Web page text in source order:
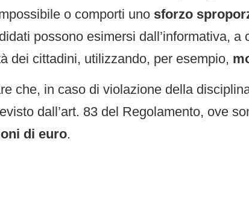
o comporti uno sforzo
possono esimersi dall’informativa,
dei cittadini, utilizzando, per esempio,
che, in caso di violazione della
dall’art. 83 del Regolamento, ove
di euro.